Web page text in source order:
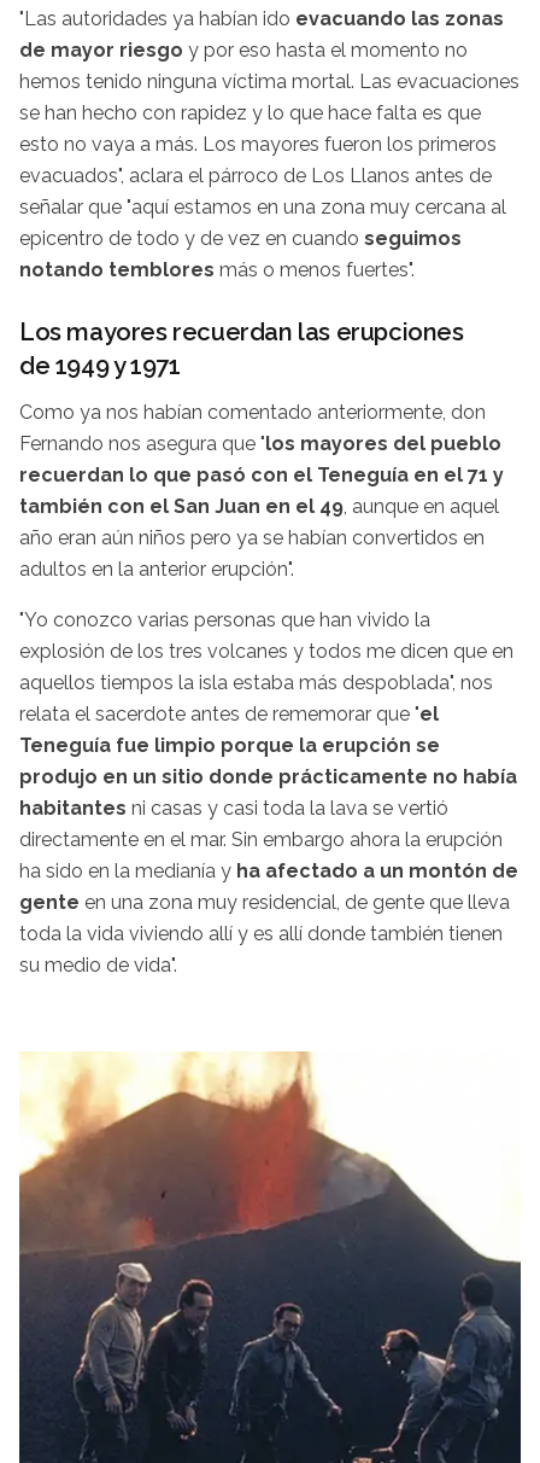
"Las autoridades ya habían ido evacuando las zonas
de mayor riesgo y por eso hasta el momento no
hemos tenido ninguna víctima mortal. Las evacuaciones
se han hecho con rapidez y lo que hace falta es que
esto no vaya a más. Los mayores fueron los primeros
evacuados", aclara el párroco de Los Llanos antes de
señalar que "aquí estamos en una zona muy cercana al
epicentro de todo y de vez en cuando seguimos
notando temblores más o menos fuertes".
Los mayores recuerdan las erupciones
de 1949 y 1971
Como ya nos habían comentado anteriormente, don
Fernando nos asegura que "los mayores del pueblo
recuerdan lo que pasó con el Teneguía en el 71 y
también con el San Juan en el 49 , aunque en aquel
año eran aún niños pero ya se habían convertidos en
adultos en la anterior erupción".
"Yo conozco varias personas que han vivido la
explosión de los tres volcanes y todos me dicen que en
aquellos tiempos la isla estaba más despoblada", nos
relata el sacerdote antes de rememorar que "el
Teneguía fue limpio porque la erupción se
produjo en un sitio donde prácticamente no había
habitantes ni casas y casi toda la lava se vertió
directamente en el mar. Sin embargo ahora la erupción
ha sido en la medianía y ha afectado a un montón de
gente en una zona muy residencial, de gente que lleva
toda la vida viviendo allí y es allí donde también tienen
su medio de vida".